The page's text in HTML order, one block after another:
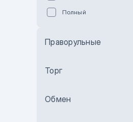
Бежевый
Полный
Праворульные
Торг
Обмен